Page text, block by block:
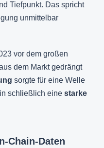
Tiefpunkt. Das spricht
unmittelbar
vor dem großen
dem Markt gedrängt
sorgte für eine Welle
schließlich eine starke
Chain-Daten